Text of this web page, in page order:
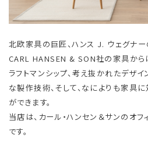
北欧家具の巨匠、ハンス J. ウェグナ
CARL HANSEN & SON社の家具から
ラフトマンシップ、考え抜かれたデザ
な製作技術、そして、なによりも家具
ができます。
当店は、カール・ハンセン＆サンのオフ
です。